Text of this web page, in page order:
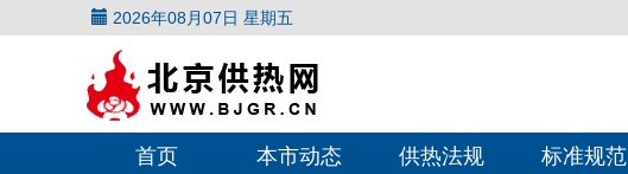
2026年08月07日 星期五
首页 本市动态 供热法规 标准规范